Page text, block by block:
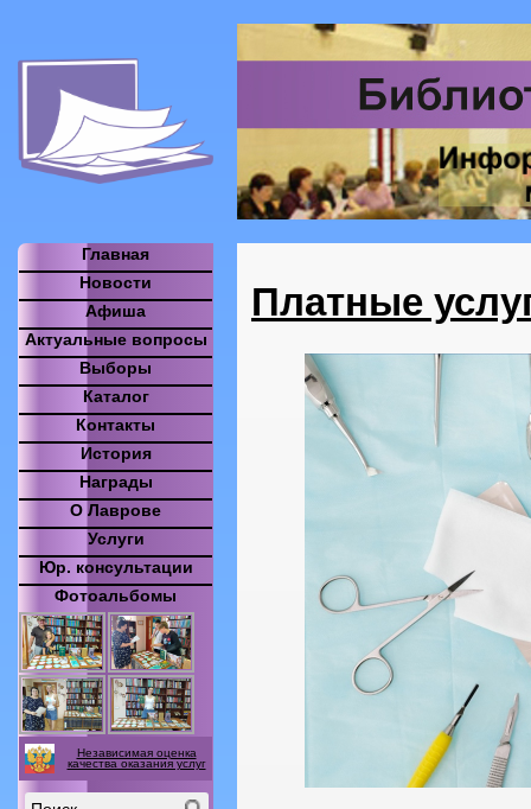
Платные
Главная
Новости
Афиша
Актуальные вопросы
Выборы
Каталог
Контакты
История
Награды
О Лаврове
Услуги
Юр. консультации
Фотоальбомы
Независимая оценка
качества оказания услуг